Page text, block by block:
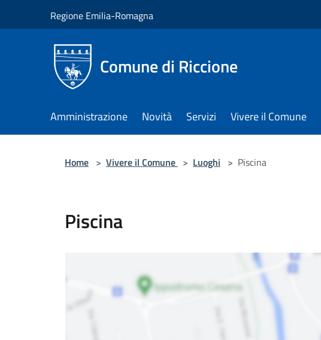
Regione Emilia-Romagna
Comune di Riccione
Amministrazione Novità Servizi Vivere il Comune
Home > Vivere il Comune > Luoghi > Piscina
Piscina